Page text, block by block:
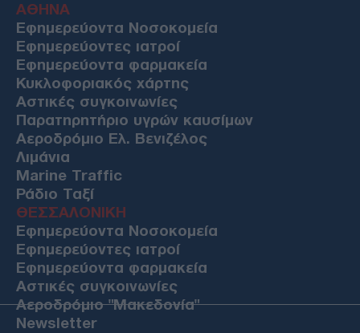
ΑΘΗΝΑ
Εφημερεύοντα Νοσοκομεία
Εφημερεύοντες ιατροί
Εφημερεύοντα φαρμακεία
Κυκλοφοριακός χάρτης
Αστικές συγκοινωνίες
Παρατηρητήριο υγρών καυσίμων
Αεροδρόμιο Ελ. Βενιζέλος
Λιμάνια
Marine Traffic
Ράδιο Ταξί
ΘΕΣΣΑΛΟΝΙΚΗ
Εφημερεύοντα Νοσοκομεία
Εφημερεύοντες ιατροί
Εφημερεύοντα φαρμακεία
Αστικές συγκοινωνίες
Αεροδρόμιο "Μακεδονία"
Newsletter